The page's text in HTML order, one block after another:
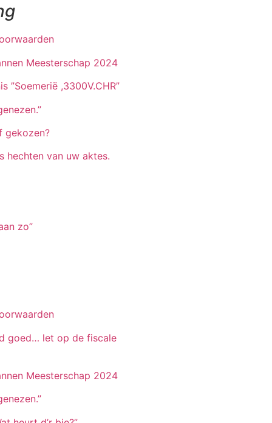
Meesterschap 2024
”Soemerië ,3300V.CHR”
gekozen?
hechten van uw aktes.
zo”
goed… let op de fiscale
Meesterschap 2024